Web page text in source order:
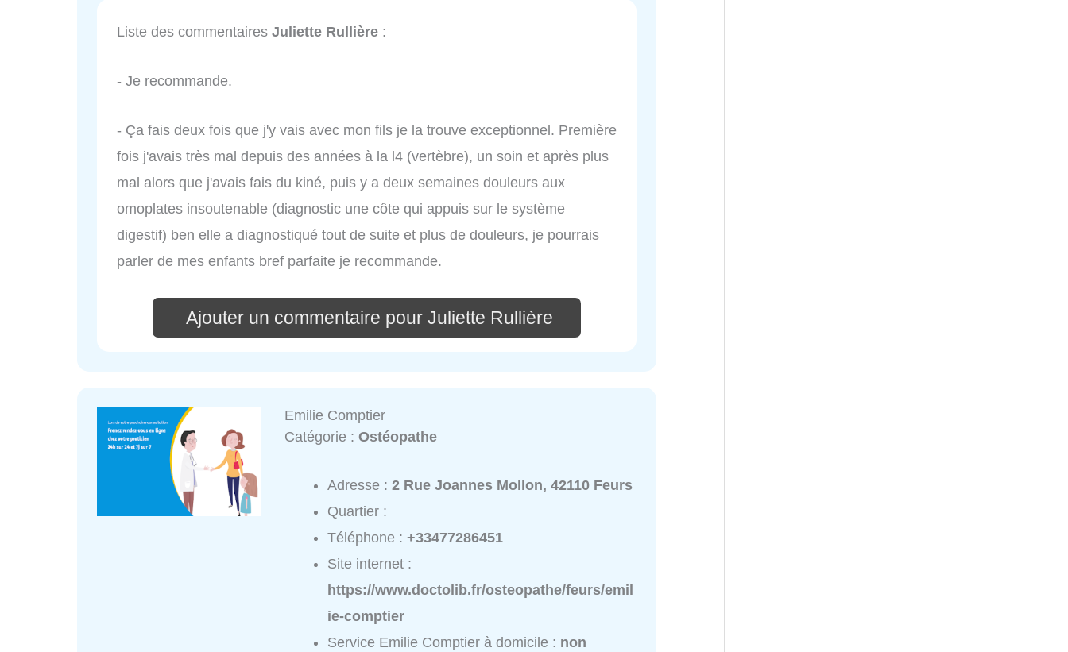
Liste des commentaires Juliette Rullière :
- Je recommande.
- Ça fais deux fois que j'y vais avec mon fils je la trouve exceptionnel. Première
fois j'avais très mal depuis des années à la l4 (vertèbre), un soin et après plus
mal alors que j'avais fais du kiné, puis y a deux semaines douleurs aux
omoplates insoutenable (diagnostic une côte qui appuis sur le système
digestif) ben elle a diagnostiqué tout de suite et plus de douleurs, je pourrais
parler de mes enfants bref parfaite je recommande.
Ajouter un commentaire pour Juliette Rullière
Emilie Comptier
Catégorie :Ostéopathe
Adresse :2 Rue Joannes Mollon, 42110 Feurs
Quartier :
Téléphone :+33477286451
Site internet :
https://www.doctolib.fr/osteopathe/feurs/emil
ie-comptier
Service Emilie Comptier à domicile : non